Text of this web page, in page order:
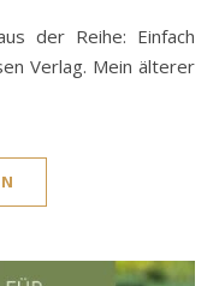
Verlag. Mein älterer